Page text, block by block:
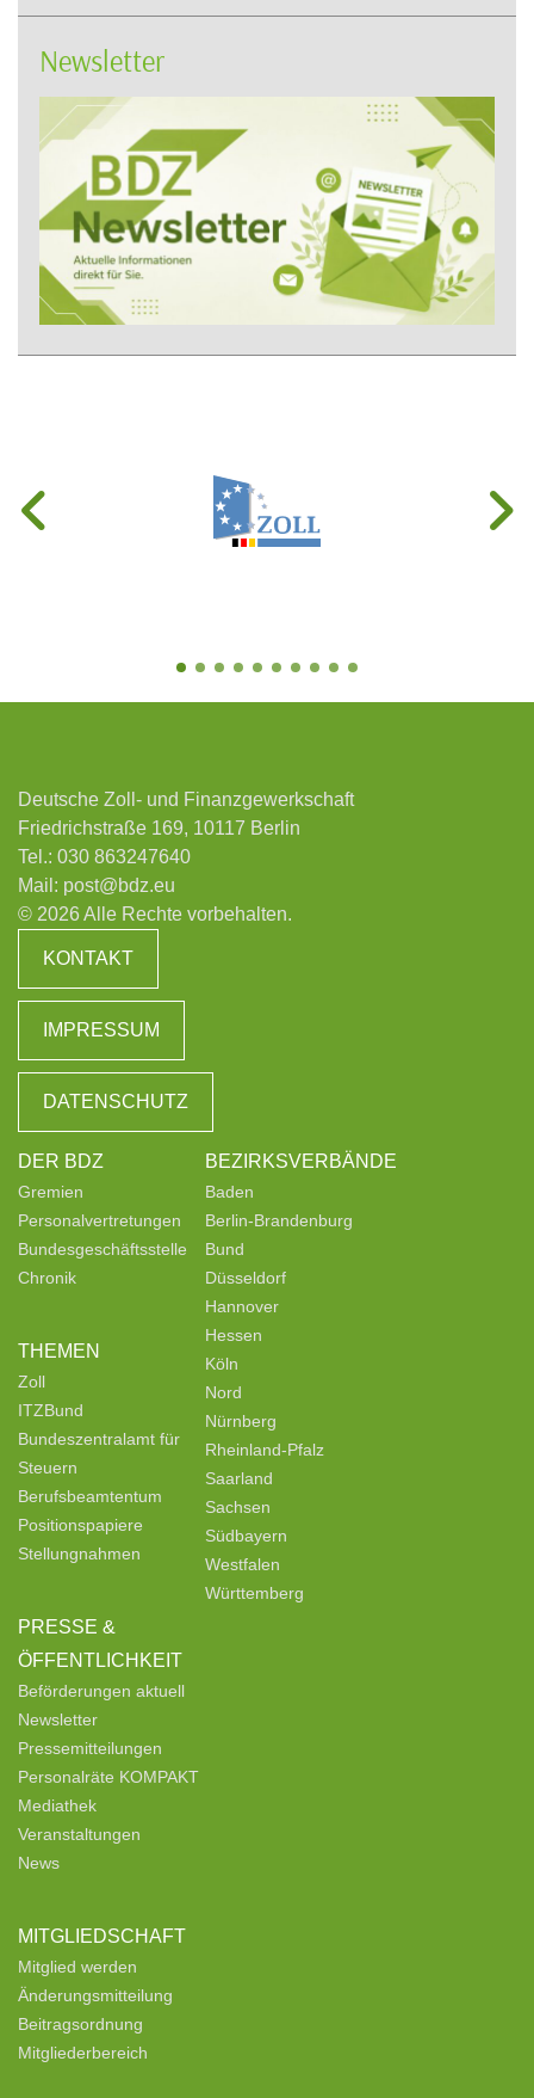
Newsletter
Deutsche Zoll- und Finanzgewerkschaft
Friedrichstraße 169, 10117 Berlin
Tel.: 030 863247640
Mail: post@bdz.eu
© 2026 Alle Rechte vorbehalten.
KONTAKT
IMPRESSUM
DATENSCHUTZ
DER BDZ
Gremien
Personalvertretungen
Bundesgeschäftsstelle
Chronik
THEMEN
Zoll
ITZBund
Bundeszentralamt für
Steuern
Berufsbeamtentum
Positionspapiere
Stellungnahmen
PRESSE &
ÖFFENTLICHKEIT
Beförderungen aktuell
Newsletter
Pressemitteilungen
Personalräte KOMPAKT
Mediathek
Veranstaltungen
News
MITGLIEDSCHAFT
Mitglied werden
Änderungsmitteilung
Beitragsordnung
Mitgliederbereich
BEZIRKSVERBÄNDE
Baden
Berlin-Brandenburg
Bund
Düsseldorf
Hannover
Hessen
Köln
Nord
Nürnberg
Rheinland-Pfalz
Saarland
Sachsen
Südbayern
Westfalen
Württemberg